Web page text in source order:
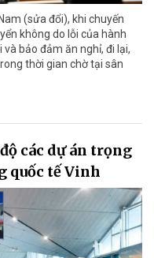
(sửa đổi), khi chuyến
không do lỗi của hành
bảo đảm ăn nghỉ, đi lại,
thời gian chờ tại sân
các dự án trọng
quốc tế Vinh